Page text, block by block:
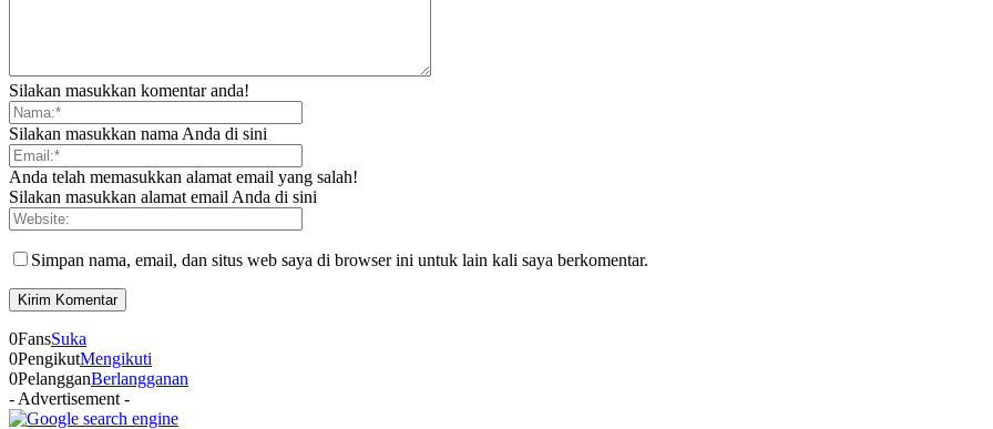
Silakan masukkan komentar anda!
Silakan masukkan nama Anda di sini
Anda telah memasukkan alamat email yang salah!
Silakan masukkan alamat email Anda di sini
Simpan nama, email, dan situs web saya di browser ini untuk lain kali saya berkomentar.
0FansSuka
0PengikutMengikuti
0PelangganBerlangganan
- Advertisement -